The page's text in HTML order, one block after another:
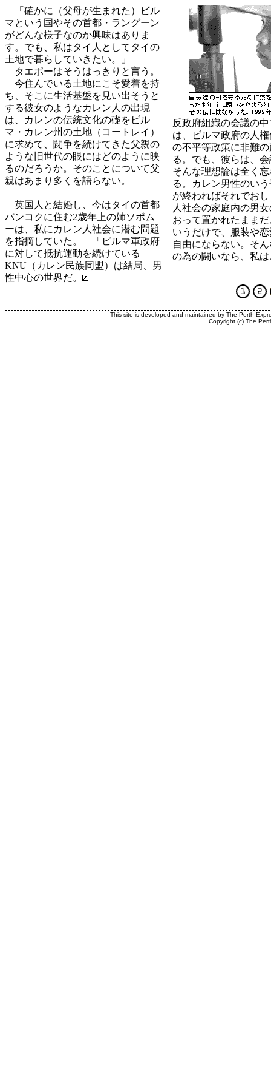
「確かに（父母が生まれた）ビル
マという国やその首都・ラングーン
がどんな様子なのか興味はありま
す。でも、私はタイ人としてタイの
土地で暮らしていきたい。」
タエポーはそうはっきりと言う。
今住んでいる土地にこそ愛着を持
ち、そこに生活基盤を見い出そうと
する彼女のようなカレン人の出現
は、カレンの伝統文化の礎をビル
マ・カレン州の土地（コートレイ）
に求めて、闘争を続けてきた父親の
ような旧世代の眼にはどのように映
るのだろうか。そのことについて父
親はあまり多くを語らない。
英国人と結婚し、今はタイの首都
バンコクに住む2歳年上の姉ソポム
ーは、私にカレン人社会に潜む問題
を指摘していた。 「ビルマ軍政府
に対して抵抗運動を続けている
KNU（カレン民族同盟）は結局、男
性中心の世界だ。
反政府組織の会議の
は、ビルマ政府の人
の不平等政策に非難
る。でも、彼らは、
そんな理想論は全く
る。カレン男性のい
が終わればそれでお
人社会の家庭内の男
おって置かれたまま
いうだけで、服装や
自由にならない。そ
の為の闘いなら、私
This site is developed and maintained by The Perth
Copyright (c) The